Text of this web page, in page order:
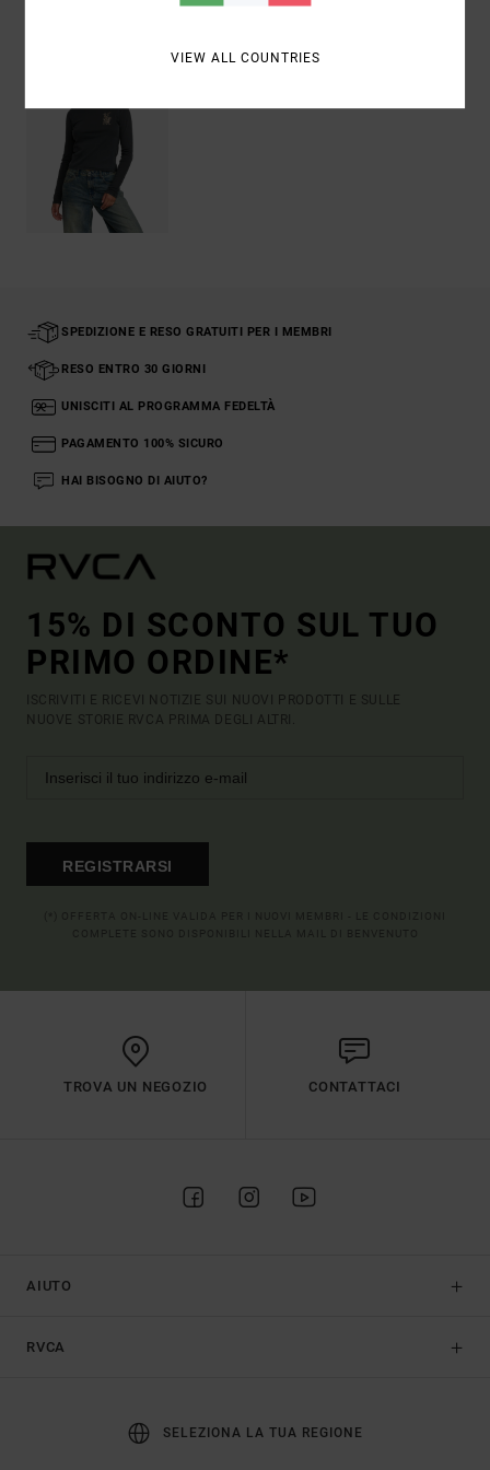
SPEDIZIONE E RESO GRATUITI PER I MEMBRI
RESO ENTRO 30 GIORNI
UNISCITI AL PROGRAMMA FEDELTÀ
PAGAMENTO 100% SICURO
HAI BISOGNO DI AIUTO?
15% DI SCONTO SUL TUO
PRIMO ORDINE*
ISCRIVITI E RICEVI NOTIZIE SUI NUOVI PRODOTTI E SULLE
NUOVE STORIE RVCA PRIMA DEGLI ALTRI.
REGISTRARSI
TROVA UN NEGOZIO CONTATTACI
AIUTO
RVCA
SELEZIONA LA TUA REGIONE
VIEW ALL COUNTRIES